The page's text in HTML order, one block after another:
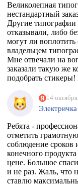
Великолепная
нестандартный
Другие
отказывали, либо
могут ли
владельцем
Мне отвечали на
заказали такую же
подобрать стикеры!
14 октября
Электричка
Ребята -
отметить
соблюдение сроков
конечного
цене. Большое
и не раз. Жаль, что
ставлю